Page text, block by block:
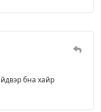
бна хайр